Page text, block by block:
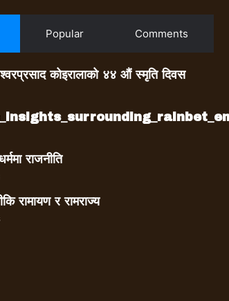
Popular Comments
कोइरालाको ४४ औं स्मृति दिवस
राजनीति
रामायण र रामराज्य